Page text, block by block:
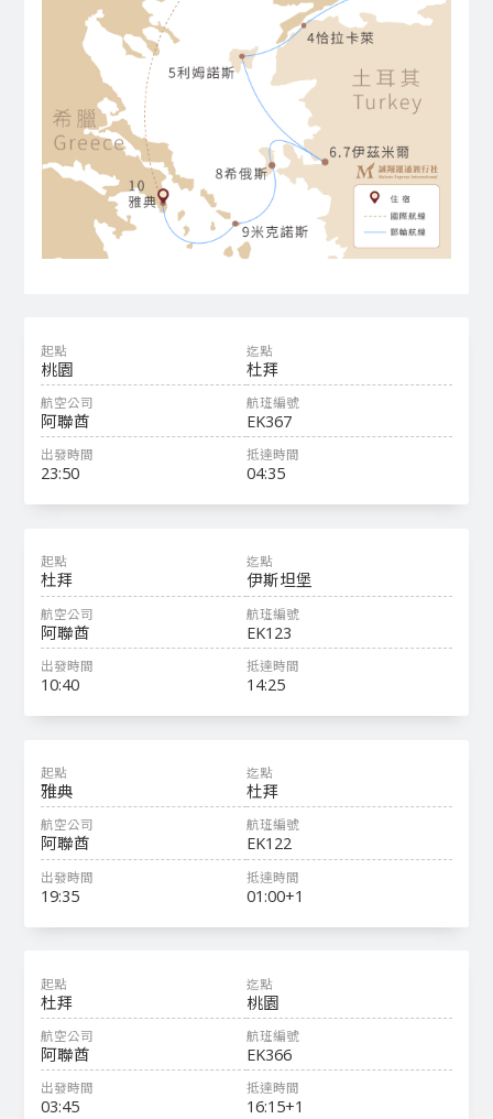
桃園 杜拜
阿聯酋 EK367
23:50 04:35
杜拜 伊斯坦堡
阿聯酋 EK123
10:40 14:25
雅典 杜拜
阿聯酋 EK122
19:35 01:00+1
杜拜 桃園
阿聯酋 EK366
03:45 16:15+1